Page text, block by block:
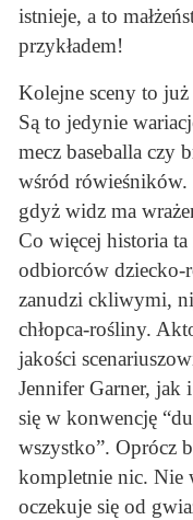
istnieje, a to
przykładem!
Kolejne sceny to
Są to jedynie
mecz baseballa czy
wśród rówieśników.
gdyż widz ma
Co więcej historia ta
odbiorców dziecko-
zanudzi ckliwymi,
chłopca-rośliny.
jakości
Jennifer Garner, jak
się w konwencję
wszystko”. Oprócz
kompletnie nic. Nie
oczekuje się od